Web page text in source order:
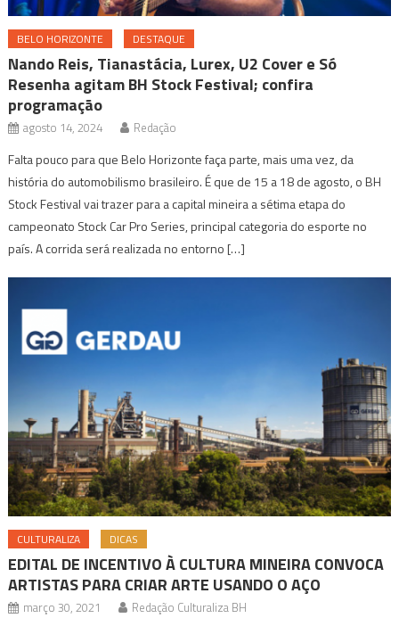
BELO HORIZONTE DESTAQUE
Nando Reis, Tianastácia, Lurex, U2 Cover e Só
Resenha agitam BH Stock Festival; confira
programação
agosto 14, 2024 Redação
Falta pouco para que Belo Horizonte faça parte, mais uma vez, da
história do automobilismo brasileiro. É que de 15 a 18 de agosto, o BH
Stock Festival vai trazer para a capital mineira a sétima etapa do
campeonato Stock Car Pro Series, principal categoria do esporte no
país. A corrida será realizada no entorno […]
CULTURALIZA DICAS
EDITAL DE INCENTIVO À CULTURA MINEIRA CONVOCA
ARTISTAS PARA CRIAR ARTE USANDO O AÇO
março 30, 2021 Redação Culturaliza BH